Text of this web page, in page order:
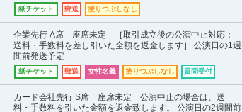
紙チケット 郵送 塗りつぶしなし
企業先行 A席 座席未定 ［取引成立後の公演中止対応：
送料・手数料を差し引いた全額を返金します］ 公演日の1週
間前発送予定
紙チケット 郵送 女性名義 塗りつぶしなし 質問受付
カード会社先行 S席 座席未定 公演中止の場合は、送
料・手数料を引いた金額を返金致します。 公演日の2週間前